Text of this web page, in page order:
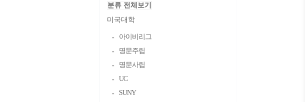
분류 전체보기
미국대학
아이비리그
명문주립
명문사립
UC
SUNY